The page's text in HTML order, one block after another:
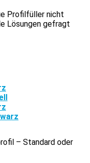
Profilfüller nicht
Lösungen gefragt
– Standard oder